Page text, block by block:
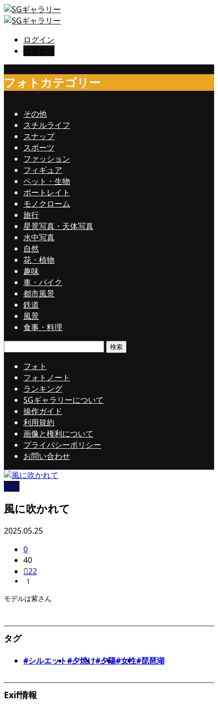
ログイン
フォトカテゴリー
その他
スチルライフ
スナップ
スポーツ
ファッション
フィギュア
ペット・生物
ポートレイト
モノクローム
旅行
星景写真・天体写真
水中写真
自然
花・植物
趣味
車・バイク
都市風景
鉄道
風景
食事・料理
フォト
フォトノート
ランキング
SGギャラリーについて
操作ガイド
利用規約
画像と権利について
プライバシーポリシー
お問い合わせ
風景
風に吹かれて
2025.05.25
0
40
22
1
モデルは紫さん
タグ
#シルエット#夕焼け#夕陽#女性#琵琶湖
Exif情報